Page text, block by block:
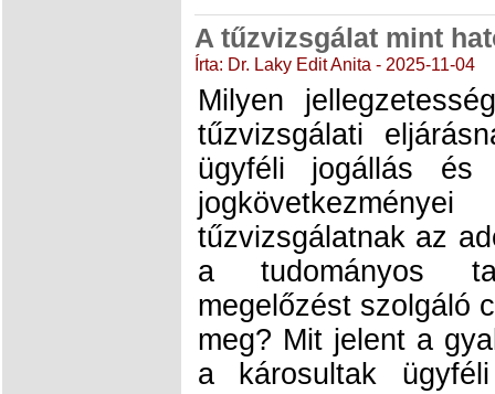
A tűzvizsgálat mint
Írta: Dr. Laky Edit Anita - 2025-11-04
Milyen
tűzvizsgálati
ügyféli jogállás és
tűzvizsgálatnak az
a tudományos
megelőzést szolgáló
meg? Mit jelent a
a károsultak